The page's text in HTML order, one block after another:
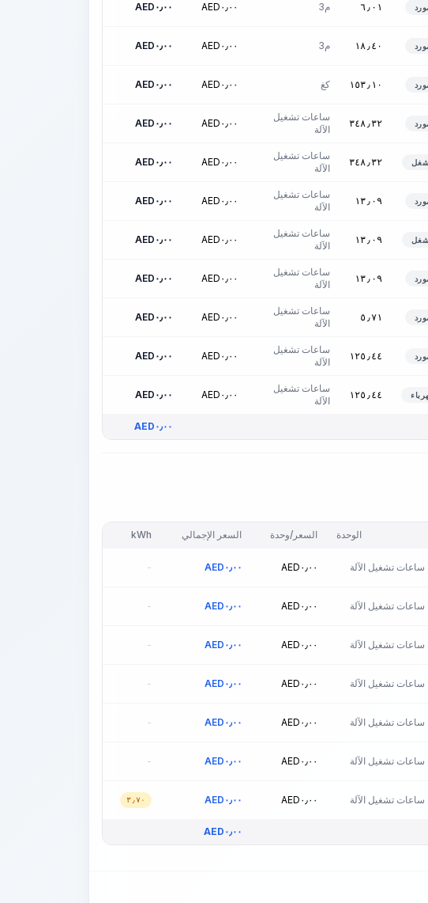
٦٫٠١ م3 AED ٠٫٠٠ AED ٠٫٠٠
١٨٫٤٠ م3 AED ٠٫٠٠ AED ٠٫٠٠
١٥٣٫١٠ كغ AED ٠٫٠٠ AED ٠٫٠٠
٣٤٨٫٣٢
ساعات تشغيل
الآلة
AED ٠٫٠٠ AED ٠٫٠٠
٣٤٨٫٣٢
ساعات تشغيل
الآلة
AED ٠٫٠٠ AED ٠٫٠٠
١٣٫٠٩
ساعات تشغيل
الآلة
AED ٠٫٠٠ AED ٠٫٠٠
١٣٫٠٩
ساعات تشغيل
الآلة
AED ٠٫٠٠ AED ٠٫٠٠
١٣٫٠٩
ساعات تشغيل
الآلة
AED ٠٫٠٠ AED ٠٫٠٠
٥٫٧١
ساعات تشغيل
الآلة
AED ٠٫٠٠ AED ٠٫٠٠
١٢٥٫٤٤
ساعات تشغيل
الآلة
AED ٠٫٠٠ AED ٠٫٠٠
١٢٥٫٤٤
ساعات تشغيل
الآلة
AED ٠٫٠٠ AED ٠٫٠٠
AED ٠٫٠٠
الوحدة السعر/وحدة السعر الإجمالي kWh
ساعات تشغيل الآلة AED ٠٫٠٠ AED ٠٫٠٠ -
ساعات تشغيل الآلة AED ٠٫٠٠ AED ٠٫٠٠ -
ساعات تشغيل الآلة AED ٠٫٠٠ AED ٠٫٠٠ -
ساعات تشغيل الآلة AED ٠٫٠٠ AED ٠٫٠٠ -
ساعات تشغيل الآلة AED ٠٫٠٠ AED ٠٫٠٠ -
ساعات تشغيل الآلة AED ٠٫٠٠ AED ٠٫٠٠ -
ساعات تشغيل الآلة AED ٠٫٠٠ AED ٠٫٠٠ ٣٫٧٠
AED ٠٫٠٠